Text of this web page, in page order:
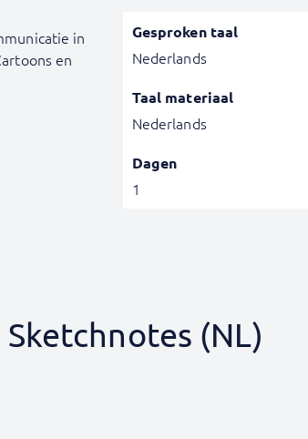
in
en
Gesproken taal
Nederlands
Taal materiaal
Nederlands
Dagen
1
(NL)